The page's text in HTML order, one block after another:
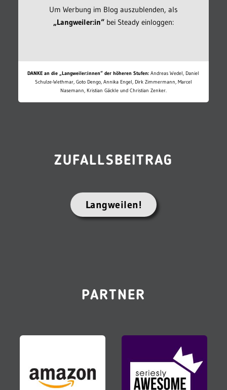
Um Werbung im Blog auszublenden, als
„Langweiler:in“bei Steady einloggen:
DANKE an die „Langweiler:innen“ der höheren Stufen: Andreas Wedel, Daniel
Schulze-Wethmar, Goto Dengo, Annika Engel, Dirk Zimmermann, Marcel
Nasemann, Kristian Gäckle und Christian Zenker.
ZUFALLSBEITRAG
Langweilen!
PARTNER